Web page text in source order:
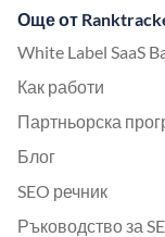
Още от
White Label SaaS
Как работи
Партньорска
Блог
SEO речник
Ръководство за